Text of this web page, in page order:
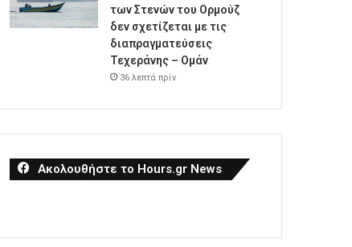
των Στενών του Ορμούζ
δεν σχετίζεται με τις
διαπραγματεύσεις
Τεχεράνης – Ομάν
36 λεπτά πρίν
Ακολουθήστε το Hours.gr News